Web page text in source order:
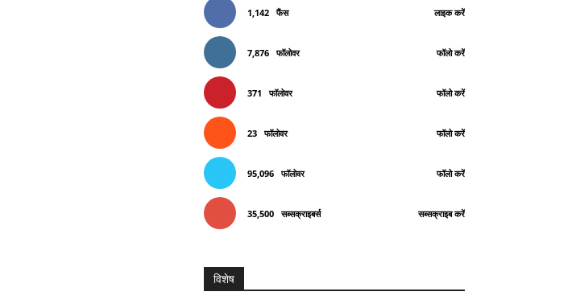
1,142 फैंस लाइक करें
7,876 फॉलोवर फॉलो करें
371 फॉलोवर फॉलो करें
23 फॉलोवर फॉलो करें
95,096 फॉलोवर फॉलो करें
35,500 सब्सक्राइबर्स सब्सक्राइब करें
विशेष